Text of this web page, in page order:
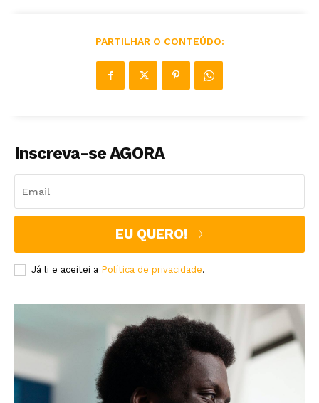
PARTILHAR O CONTEÚDO:
Inscreva-se AGORA
EU QUERO!
Já li e aceitei a Política de privacidade.